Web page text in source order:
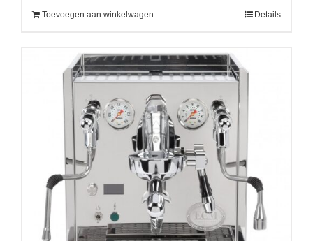
Toevoegen aan winkelwagen Details